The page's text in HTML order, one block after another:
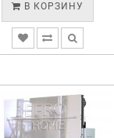
В КОРЗИНУ